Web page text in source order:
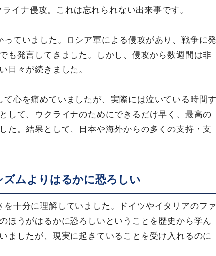
イナ侵攻。これは忘れられない出来事です。
ていました。ロシア軍による侵攻があり、戦争に発
も発言してきました。しかし、侵攻から数週間は非
日々が続きました。
心を痛めていましたが、実際には泣いている時間す
して、ウクライナのためにできるだけ早く、最高の
た。結果として、日本や海外からの多くの支持・支
ズムよりはるかに恐ろしい
十分に理解していました。ドイツやイタリアのファ
ほうがはるかに恐ろしいということを歴史から学ん
ましたが、現実に起きていることを受け入れるのに